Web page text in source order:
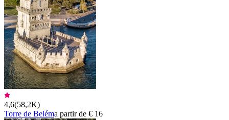
4,6(58,2K)
Torre de Beléma partir de € 16